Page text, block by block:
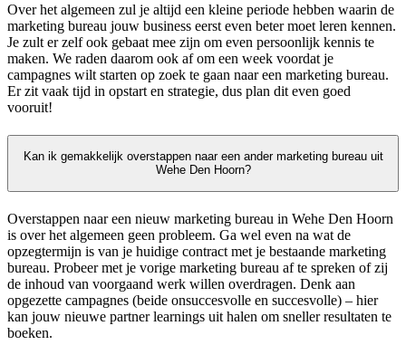
Over het algemeen zul je altijd een kleine periode hebben waarin de
marketing bureau jouw business eerst even beter moet leren kennen.
Je zult er zelf ook gebaat mee zijn om even persoonlijk kennis te
maken. We raden daarom ook af om een week voordat je
campagnes wilt starten op zoek te gaan naar een marketing bureau.
Er zit vaak tijd in opstart en strategie, dus plan dit even goed
vooruit!
Kan ik gemakkelijk overstappen naar een ander marketing bureau uit
Wehe Den Hoorn?
Overstappen naar een nieuw marketing bureau in Wehe Den Hoorn
is over het algemeen geen probleem. Ga wel even na wat de
opzegtermijn is van je huidige contract met je bestaande marketing
bureau. Probeer met je vorige marketing bureau af te spreken of zij
de inhoud van voorgaand werk willen overdragen. Denk aan
opgezette campagnes (beide onsuccesvolle en succesvolle) – hier
kan jouw nieuwe partner learnings uit halen om sneller resultaten te
boeken.